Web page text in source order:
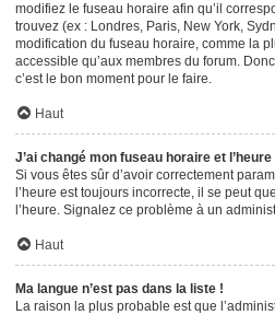
modifiez le fuseau horaire afin qu’il
trouvez (ex : Londres, Paris, New York,
modification du fuseau horaire, comme la
accessible qu’aux membres du forum.
c’est le bon moment pour le faire.
Haut
J’ai changé mon fuseau horaire et
Si vous êtes sûr d’avoir correctement
l’heure est toujours incorrecte, il se peut
l’heure. Signalez ce problème à un
Haut
Ma langue n’est pas dans la liste !
La raison la plus probable est que